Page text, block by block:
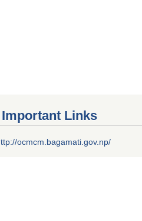
Important Links
ocmcm.bagamati.gov.np/